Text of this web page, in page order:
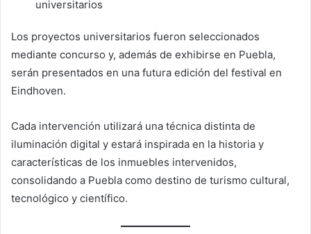
universitarios
Los proyectos universitarios fueron seleccionados
mediante concurso y, además de exhibirse en Puebla,
serán presentados en una futura edición del festival en
Eindhoven.
Cada intervención utilizará una técnica distinta de
iluminación digital y estará inspirada en la historia y
características de los inmuebles intervenidos,
consolidando a Puebla como destino de turismo cultural,
tecnológico y científico.